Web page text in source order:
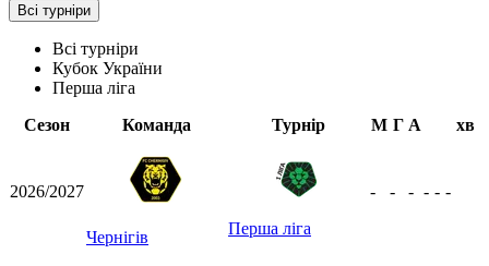
Всі турніри
Всі турніри
Кубок України
Перша ліга
Сезон
Команда Турнір М Г А хв
2026/2027
Чернігів Перша ліга
- - - - - -